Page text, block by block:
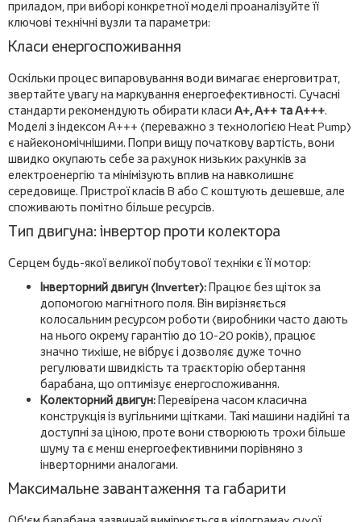
приладом, при виборі конкретної моделі проаналізуйте її
ключові технічні вузли та параметри:
Класи енергоспоживання
Оскільки процес випаровування води вимагає енерговитрат,
звертайте увагу на маркування енергоефективності. Сучасні
стандарти рекомендують обирати класи A+, A++ та A+++.
Моделі з індексом А+++ (переважно з технологією Heat Pump)
є найекономічнішими. Попри вищу початкову вартість, вони
швидко окупають себе за рахунок низьких рахунків за
електроенергію та мінімізують вплив на навколишнє
середовище. Пристрої класів B або C коштують дешевше, але
споживають помітно більше ресурсів.
Тип двигуна: інвертор проти колектора
Серцем будь-якої великої побутової техніки є її мотор:
Інверторний двигун (Inverter):Працює без щіток за
допомогою магнітного поля. Він вирізняється
колосальним ресурсом роботи (виробники часто дають
на нього окрему гарантію до 10-20 років), працює
значно тихіше, не вібрує і дозволяє дуже точно
регулювати швидкість та траєкторію обертання
барабана, що оптимізує енергоспоживання.
Колекторний двигун:Перевірена часом класична
конструкція із вугільними щітками. Такі машини надійні та
доступні за ціною, проте вони створюють трохи більше
шуму та є менш енергоефективними порівняно з
інверторними аналогами.
Максимальне завантаження та габарити